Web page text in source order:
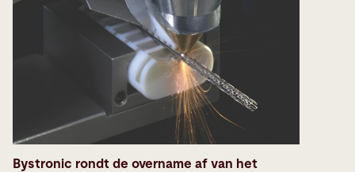
Bystronic rondt de overname af van het